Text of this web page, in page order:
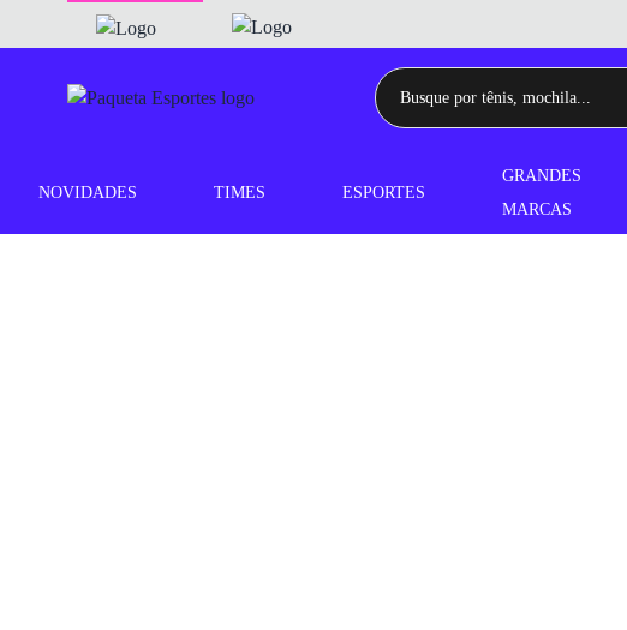
NOVIDADES TIMES ESPORTES
GRANDES
MARCAS